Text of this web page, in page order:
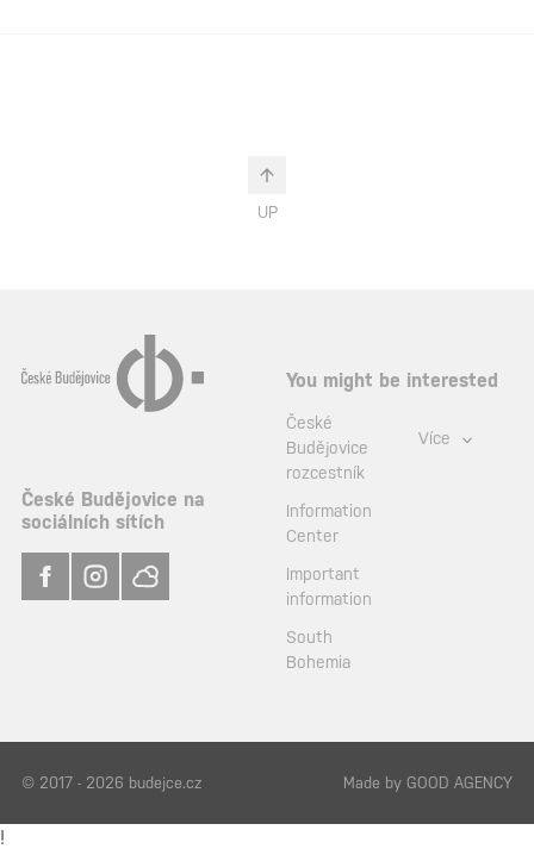
UP
České Budějovice na
sociálních sítích
You might be interested
České
Budějovice
rozcestník
Information
Center
Important
information
South
Bohemia
Více
© 2017 - 2026 budejce.cz Made by GOOD AGENCY
!